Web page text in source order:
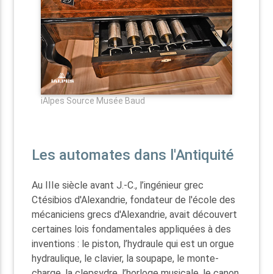
iAlpes Source Musée Baud
Les automates dans l'Antiquité
Au IIIe siècle avant J.-C., l’ingénieur grec
Ctésibios d'Alexandrie, fondateur de l'école des
mécaniciens grecs d'Alexandrie, avait découvert
certaines lois fondamentales appliquées à des
inventions : le piston, l’hydraule qui est un orgue
hydraulique, le clavier, la soupape, le monte-